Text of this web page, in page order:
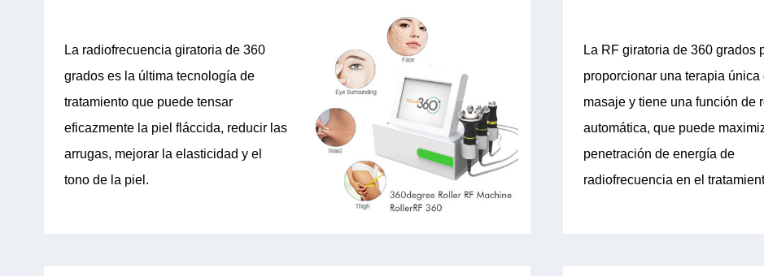
La radiofrecuencia giratoria de 360
grados es la última tecnología de
tratamiento que puede tensar
eficazmente la piel fláccida, reducir las
arrugas, mejorar la elasticidad y el
tono de la piel.
La RF giratoria de 360 grados
proporcionar una terapia única
masaje y tiene una función de
automática, que puede
penetración de energía de
radiofrecuencia en el